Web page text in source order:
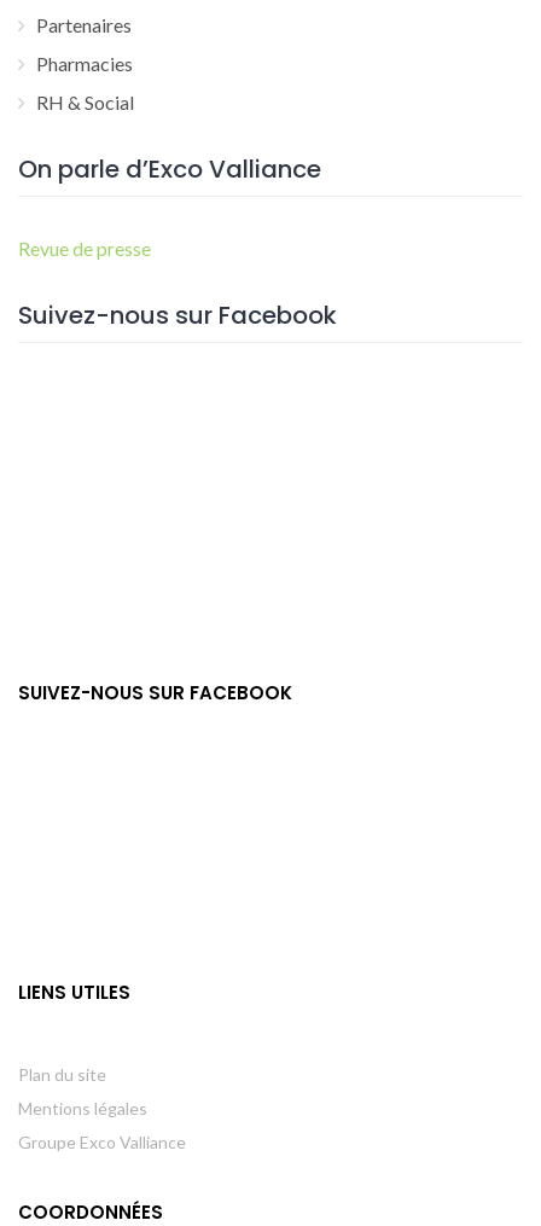
Partenaires
Pharmacies
RH & Social
On parle d’Exco Valliance
Revue de presse
Suivez-nous sur Facebook
SUIVEZ-NOUS SUR FACEBOOK
LIENS UTILES
Plan du site
Mentions légales
Groupe Exco Valliance
COORDONNÉES